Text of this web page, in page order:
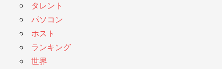
タレント
パソコン
ホスト
ランキング
世界